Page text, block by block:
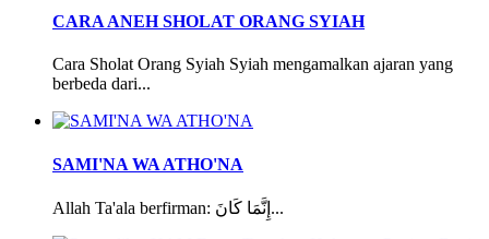
CARA ANEH SHOLAT ORANG SYIAH
Cara Sholat Orang Syiah Syiah mengamalkan ajaran yang
berbeda dari...
SAMI'NA WA ATHO'NA
Allah Ta'ala berfirman: إِنَّمَا كَانَ...